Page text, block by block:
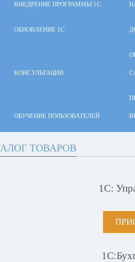
ВНЕДРЕНИЕ ПРОГРАММЫ 1С
ОБНОВЛЕНИЕ 1С
КОНСУЛЬТАЦИИ
ОБУЧЕНИЕ ПОЛЬЗОВАТЕЛЕЙ
ТОВАРОВ
1С: